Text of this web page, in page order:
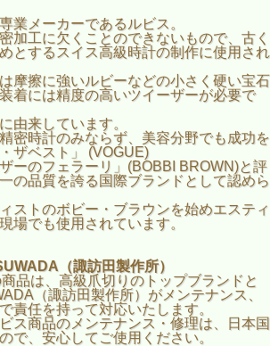
業メーカーであるルビス。
加工に欠くことのできないもので、古く
とするスイス高級時計の制作に使用され
摩擦に強いルビーなどの小さく硬い宝石
着には精度の高いツイーザーが必要で
由来しています。
密時計のみならず、美容分野でも成功を
ザベスト」 (VOGUE)
ーのフェラーリ」(BOBBI BROWN)と評
の品質を誇る国際ブランドとして認めら
ストのボビー・ブラウンを始めエスティ
場でも使用されています。
（諏訪田製作所）
品は、高級爪切りのトップブランドと
（諏訪田製作所）がメンテナンス、
責任を持って対応いたします。
ス商品のメンテナンス・修理は、日本国
で、安心してご使用ください。